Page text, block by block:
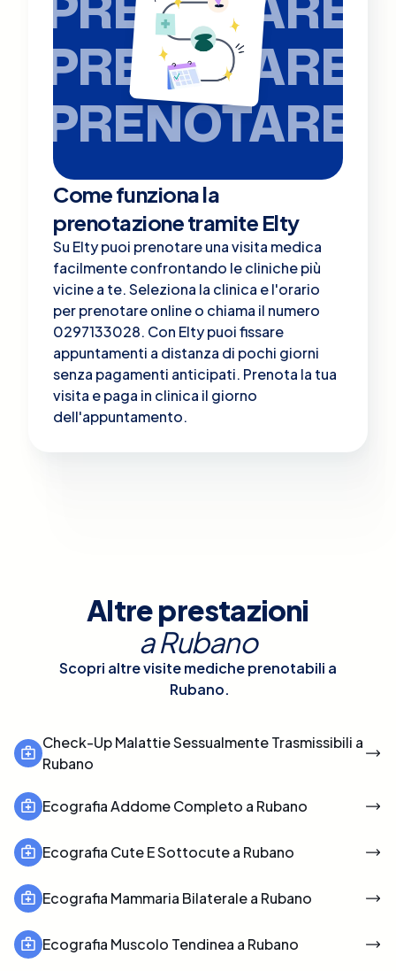
PRENOTARE
PRENOTARE
Come funziona la
prenotazione tramite Elty
Su Elty puoi prenotare una visita medica
facilmente confrontando le cliniche più
vicine a te. Seleziona la clinica e l'orario
per prenotare online o chiama il numero
0297133028. Con Elty puoi fissare
appuntamenti a distanza di pochi giorni
senza pagamenti anticipati. Prenota la tua
visita e paga in clinica il giorno
dell'appuntamento.
Altre prestazioni
aRubano
Scopri altre visite mediche prenotabili a
Rubano.
Check-Up Malattie Sessualmente Trasmissibili a
Rubano
Ecografia Addome Completo a Rubano
Ecografia Cute E Sottocute a Rubano
Ecografia Mammaria Bilaterale a Rubano
Ecografia Muscolo Tendinea a Rubano